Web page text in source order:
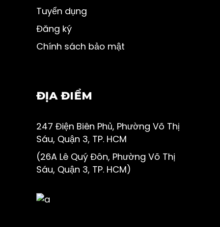
Tuyển dụng
Đăng ký
Chính sách bảo mật
ĐỊA ĐIỂM
247 Điện Biên Phủ, Phường Võ Thị
Sáu, Quận 3, TP. HCM
(26A Lê Quý Đôn, Phường Võ Thị
Sáu, Quận 3, TP. HCM)